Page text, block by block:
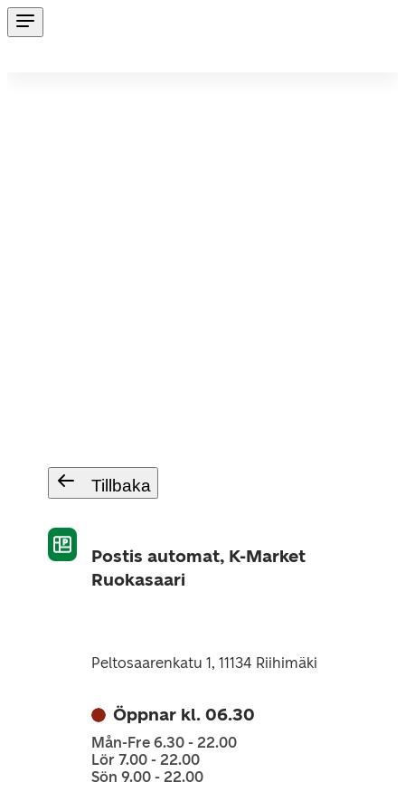
Tillbaka
Postis automat, K-Market
Ruokasaari
Peltosaarenkatu 1, 11134 Riihimäki
Öppnar kl. 06.30
Mån-Fre 6.30 - 22.00
Lör 7.00 - 22.00
Sön 9.00 - 22.00